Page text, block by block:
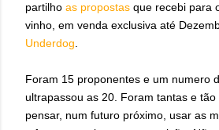
partilho as propostas que recebi para
vinho, em venda exclusiva até
Underdog
Foram 15 proponentes e um numero
ultrapassou as 20. Foram tantas e
pensar, num futuro próximo, usar as